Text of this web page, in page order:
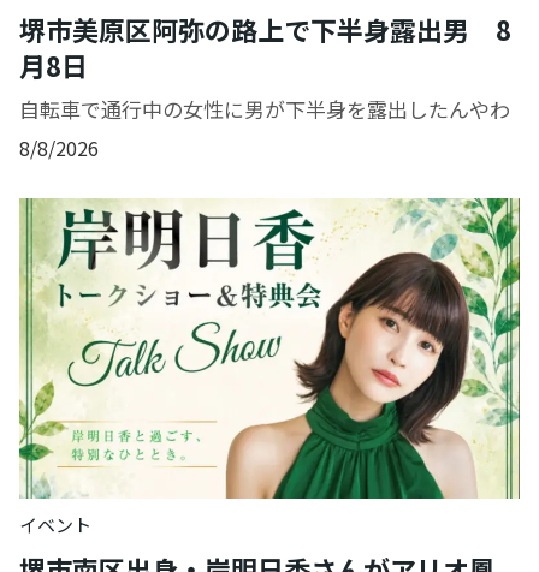
堺市美原区阿弥の路上で下半身露出男 8
月8日
自転車で通行中の女性に男が下半身を露出したんやわ
8/8/2026
イベント